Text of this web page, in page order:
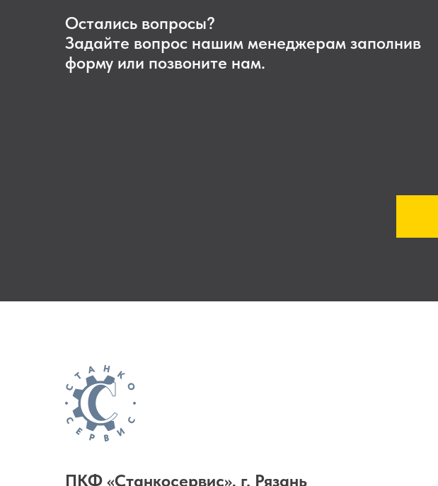
Остались вопросы?
Задайте вопрос нашим менеджерам заполнив
форму или позвоните нам.
ПКФ «Станкосервис», г. Рязань